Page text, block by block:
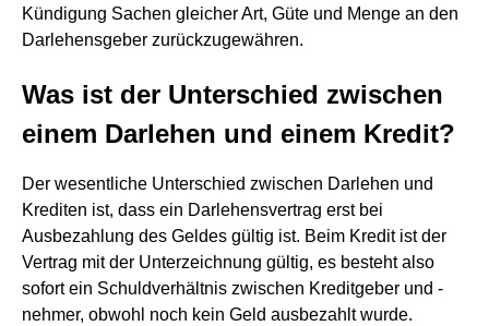
Kündigung Sachen gleicher Art, Güte und Menge an den
Darlehensgeber zurückzugewähren.
Was ist der Unterschied zwischen
einem Darlehen und einem Kredit?
Der wesentliche Unterschied zwischen Darlehen und
Krediten ist, dass ein Darlehensvertrag erst bei
Ausbezahlung des Geldes gültig ist. Beim Kredit ist der
Vertrag mit der Unterzeichnung gültig, es besteht also
sofort ein Schuldverhältnis zwischen Kreditgeber und -
nehmer, obwohl noch kein Geld ausbezahlt wurde.